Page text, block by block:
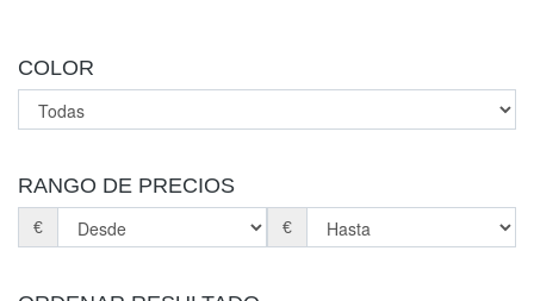
COLOR
RANGO DE PRECIOS
€ €